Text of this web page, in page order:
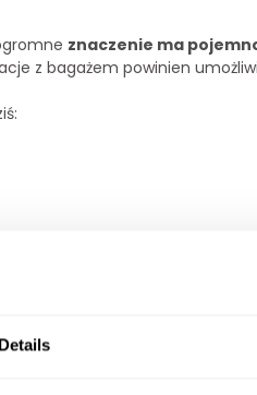
Details
znaczenie ma
z bagażem powinien
pozycję za kierownicą i dużą
Dla większych
oraz większą ilość